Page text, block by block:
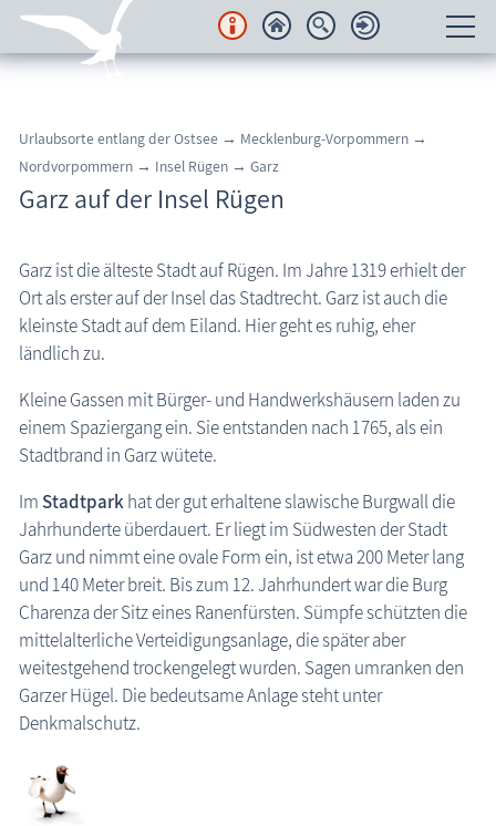
Regionales
Urlaubsorte
Halbinsel Fischland-Darß-Zingst
Insel Rügen
Urlaubsorte Halbinsel Mönchgut
Urlaubsorte Halbinsel Jasmund
Halbinsel Wittow
Bergen
Garz
Gingst
Gustow
Ostseebad Prora
Ostseebad Sellin
Urlaubsorte entlang der Ostsee → Mecklenburg-Vorpommern →
Nordvorpommern → Insel Rügen → Garz
Garz auf der Insel Rügen
Garz ist die älteste Stadt auf Rügen. Im Jahre 1319 erhielt der
Ort als erster auf der Insel das Stadtrecht. Garz ist auch die
kleinste Stadt auf dem Eiland. Hier geht es ruhig, eher
ländlich zu.
Kleine Gassen mit Bürger- und Handwerkshäusern laden zu
einem Spaziergang ein. Sie entstanden nach 1765, als ein
Stadtbrand in Garz wütete.
Im Stadtparkhat der gut erhaltene slawische Burgwall die
Jahrhunderte überdauert. Er liegt im Südwesten der Stadt
Garz und nimmt eine ovale Form ein, ist etwa 200 Meter lang
und 140 Meter breit. Bis zum 12. Jahrhundert war die Burg
Charenza der Sitz eines Ranenfürsten. Sümpfe schützten die
mittelalterliche Verteidigungsanlage, die später aber
weitestgehend trockengelegt wurden. Sagen umranken den
Garzer Hügel. Die bedeutsame Anlage steht unter
Denkmalschutz.